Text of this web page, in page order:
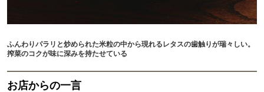
ふんわりパラリと炒められた米粒の中から現れるレタスの歯触りが瑞々しい。
搾菜のコクが味に深みを持たせている
お店からの一言